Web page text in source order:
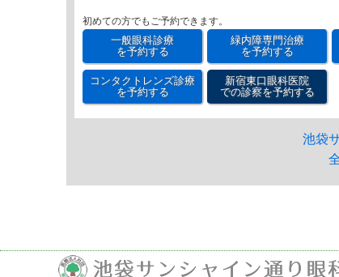
初めての方でもご予約できます。
一般眼科診療
を予約する
緑内障専門治療
を予約する
コンタクトレンズ診療
を予約する
新宿東口眼科医院
での診察を予約する
池袋